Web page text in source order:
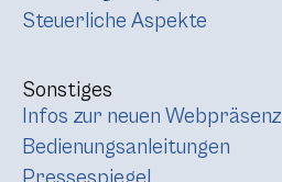
Steuerliche Aspekte
Sonstiges
Infos zur neuen Webpräsenz
Bedienungsanleitungen